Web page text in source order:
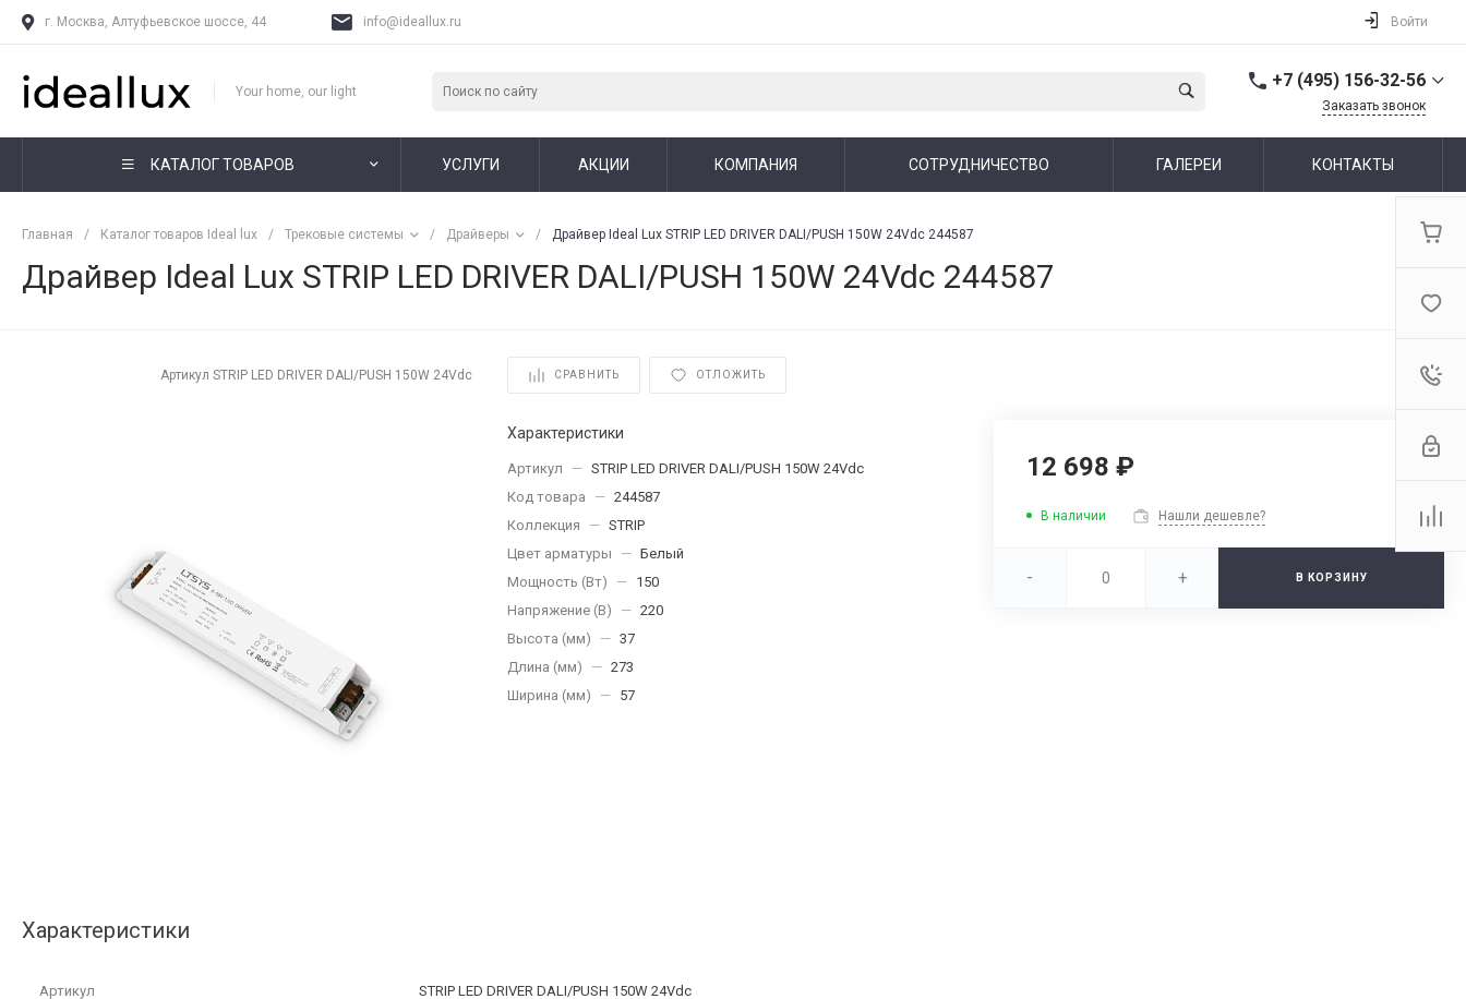
г. Москва, Алтуфьевское шоссе, 44 info@ideallux.ru Войти
Your home, our light
+7 (495) 156-32-56
г. Москва,
Пн-Пт: 10:00-19:00 Cб-Вс:
Заказать звонок
КАТАЛОГ ТОВАРОВ УСЛУГИ АКЦИИ КОМПАНИЯ СОТРУДНИЧЕСТВО ГАЛЕРЕИ КОНТАКТЫ
Главная / Каталог товаров Ideal lux / Трековые системы / Драйверы / Драйвер Ideal Lux STRIP LED DRIVER DALI/PUSH 150W 24Vdc 244587
Драйвер Ideal Lux STRIP LED DRIVER DALI/PUSH 150W 24Vdc 244587
АртикулSTRIP LED DRIVER DALI/PUSH 150W 24Vdc СРАВНИТЬ ОТЛОЖИТЬ
Характеристики
Артикул — STRIP LED DRIVER DALI/PUSH 150W 24Vdc
Код товара
— 244587
Коллекция
— STRIP
Цвет арматуры
— Белый
Мощность (Вт)
— 150
Напряжение (В)
— 220
Высота (мм)
— 37
Длина (мм)
— 273
Ширина (мм)
— 57
12 698 ₽
В наличии Нашли дешевле?
- + В КОРЗИНУ
Характеристики
Артикул STRIP LED DRIVER DALI/PUSH 150W 24Vdc